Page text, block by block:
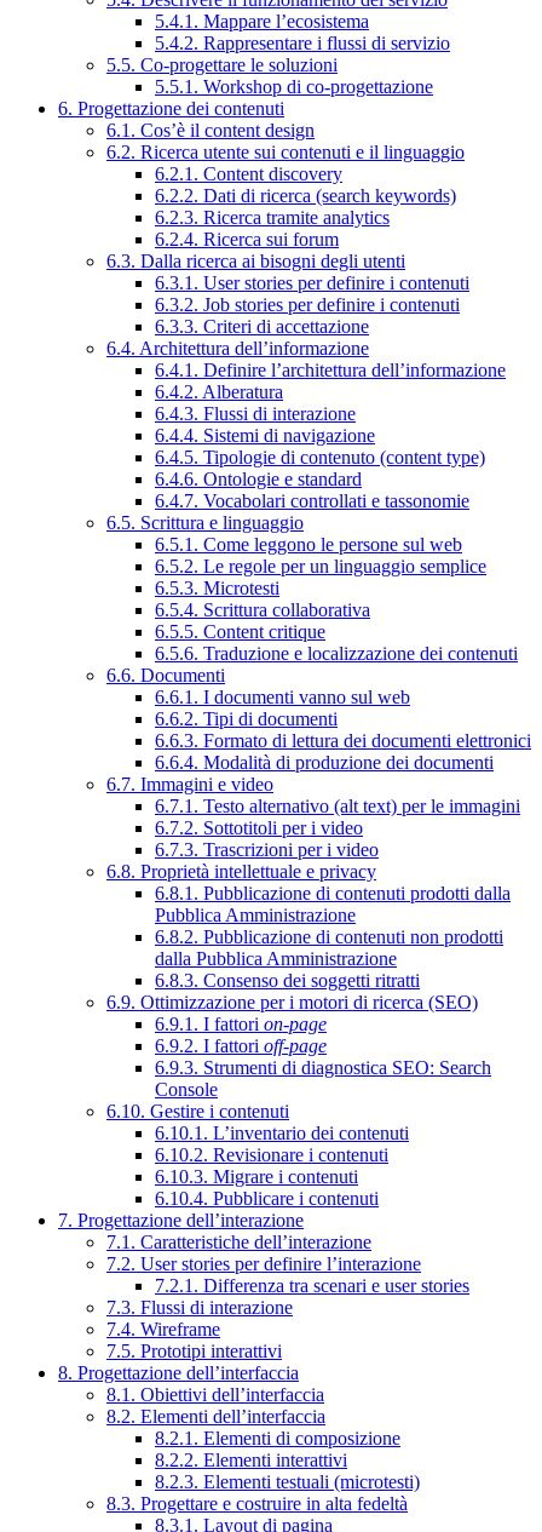
5.4.1. Mappare l’ecosistema
5.4.2. Rappresentare i flussi di servizio
5.5. Co-progettare le soluzioni
5.5.1. Workshop di co-progettazione
6. Progettazione dei contenuti
6.1. Cos’è il content design
6.2. Ricerca utente sui contenuti e il linguaggio
6.2.1. Content discovery
6.2.2. Dati di ricerca (search keywords)
6.2.3. Ricerca tramite analytics
6.2.4. Ricerca sui forum
6.3. Dalla ricerca ai bisogni degli utenti
6.3.1. User stories per definire i contenuti
6.3.2. Job stories per definire i contenuti
6.3.3. Criteri di accettazione
6.4. Architettura dell’informazione
6.4.1. Definire l’architettura dell’informazione
6.4.2. Alberatura
6.4.3. Flussi di interazione
6.4.4. Sistemi di navigazione
6.4.5. Tipologie di contenuto (content type)
6.4.6. Ontologie e standard
6.4.7. Vocabolari controllati e tassonomie
6.5. Scrittura e linguaggio
6.5.1. Come leggono le persone sul web
6.5.2. Le regole per un linguaggio semplice
6.5.3. Microtesti
6.5.4. Scrittura collaborativa
6.5.5. Content critique
6.5.6. Traduzione e localizzazione dei contenuti
6.6. Documenti
6.6.1. I documenti vanno sul web
6.6.2. Tipi di documenti
6.6.3. Formato di lettura dei documenti elettronici
6.6.4. Modalità di produzione dei documenti
6.7. Immagini e video
6.7.1. Testo alternativo (alt text) per le immagini
6.7.2. Sottotitoli per i video
6.7.3. Trascrizioni per i video
6.8. Proprietà intellettuale e privacy
6.8.1. Pubblicazione di contenuti prodotti dalla
Pubblica Amministrazione
6.8.2. Pubblicazione di contenuti non prodotti
dalla Pubblica Amministrazione
6.8.3. Consenso dei soggetti ritratti
6.9. Ottimizzazione per i motori di ricerca (SEO)
6.9.1. I fattori on-page
6.9.2. I fattori off-page
6.9.3. Strumenti di diagnostica SEO: Search
Console
6.10. Gestire i contenuti
6.10.1. L’inventario dei contenuti
6.10.2. Revisionare i contenuti
6.10.3. Migrare i contenuti
6.10.4. Pubblicare i contenuti
7. Progettazione dell’interazione
7.1. Caratteristiche dell’interazione
7.2. User stories per definire l’interazione
7.2.1. Differenza tra scenari e user stories
7.3. Flussi di interazione
7.4. Wireframe
7.5. Prototipi interattivi
8. Progettazione dell’interfaccia
8.1. Obiettivi dell’interfaccia
8.2. Elementi dell’interfaccia
8.2.1. Elementi di composizione
8.2.2. Elementi interattivi
8.2.3. Elementi testuali (microtesti)
8.3. Progettare e costruire in alta fedeltà
8.3.1. Layout di pagina